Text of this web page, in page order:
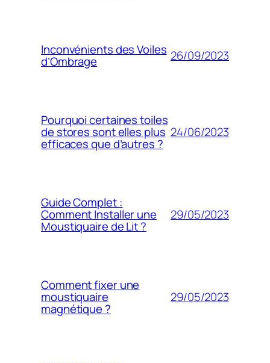
Inconvénients des Voiles
d’Ombrage 26/09/2023
Pourquoi certaines toiles
de stores sont elles plus
efficaces que d’autres ?
24/06/2023
Guide Complet :
Comment Installer une
Moustiquaire de Lit ?
29/05/2023
Comment fixer une
moustiquaire
magnétique ?
29/05/2023